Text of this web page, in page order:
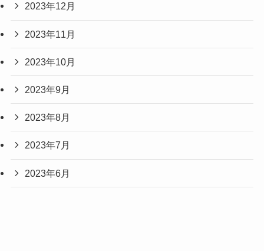
2023年12月
2023年11月
2023年10月
2023年9月
2023年8月
2023年7月
2023年6月